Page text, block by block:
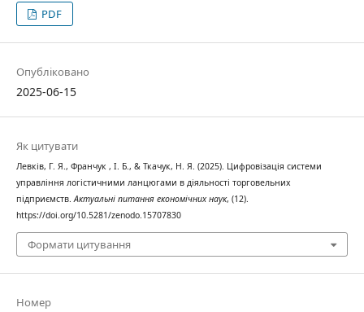
PDF
Опубліковано
2025-06-15
Як цитувати
Левків, Г. Я., Франчук , І. Б., & Ткачук, Н. Я. (2025). Цифровізація системи
управління логістичними ланцюгами в діяльності торговельних
підприємств.Актуальні питання економічних наук, (12).
https://doi.org/10.5281/zenodo.15707830
Формати цитування
Номер